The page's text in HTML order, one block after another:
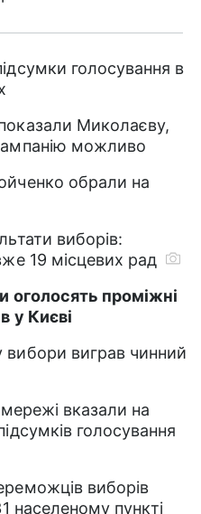
голосування в
Миколаєву,
можливо
обрали на
виборів:
19 місцевих рад
оголосять проміжні
у Києві
виграв чинний
вказали на
голосування
виборів
населеному пункті